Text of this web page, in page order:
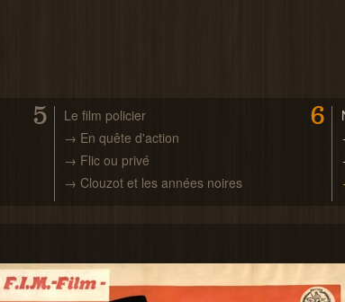
Le film policier
5
→ En quête d'action
→ Flic ou privé
→ Clouzot et les années noires
6